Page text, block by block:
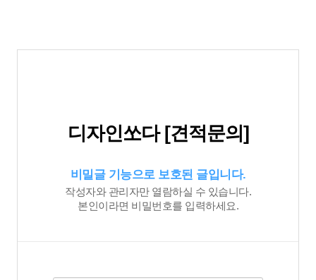
디자인쏘다 [견적문의]
비밀글 기능으로 보호된 글입니다.
작성자와 관리자만 열람하실 수 있습니다.
본인이라면 비밀번호를 입력하세요.